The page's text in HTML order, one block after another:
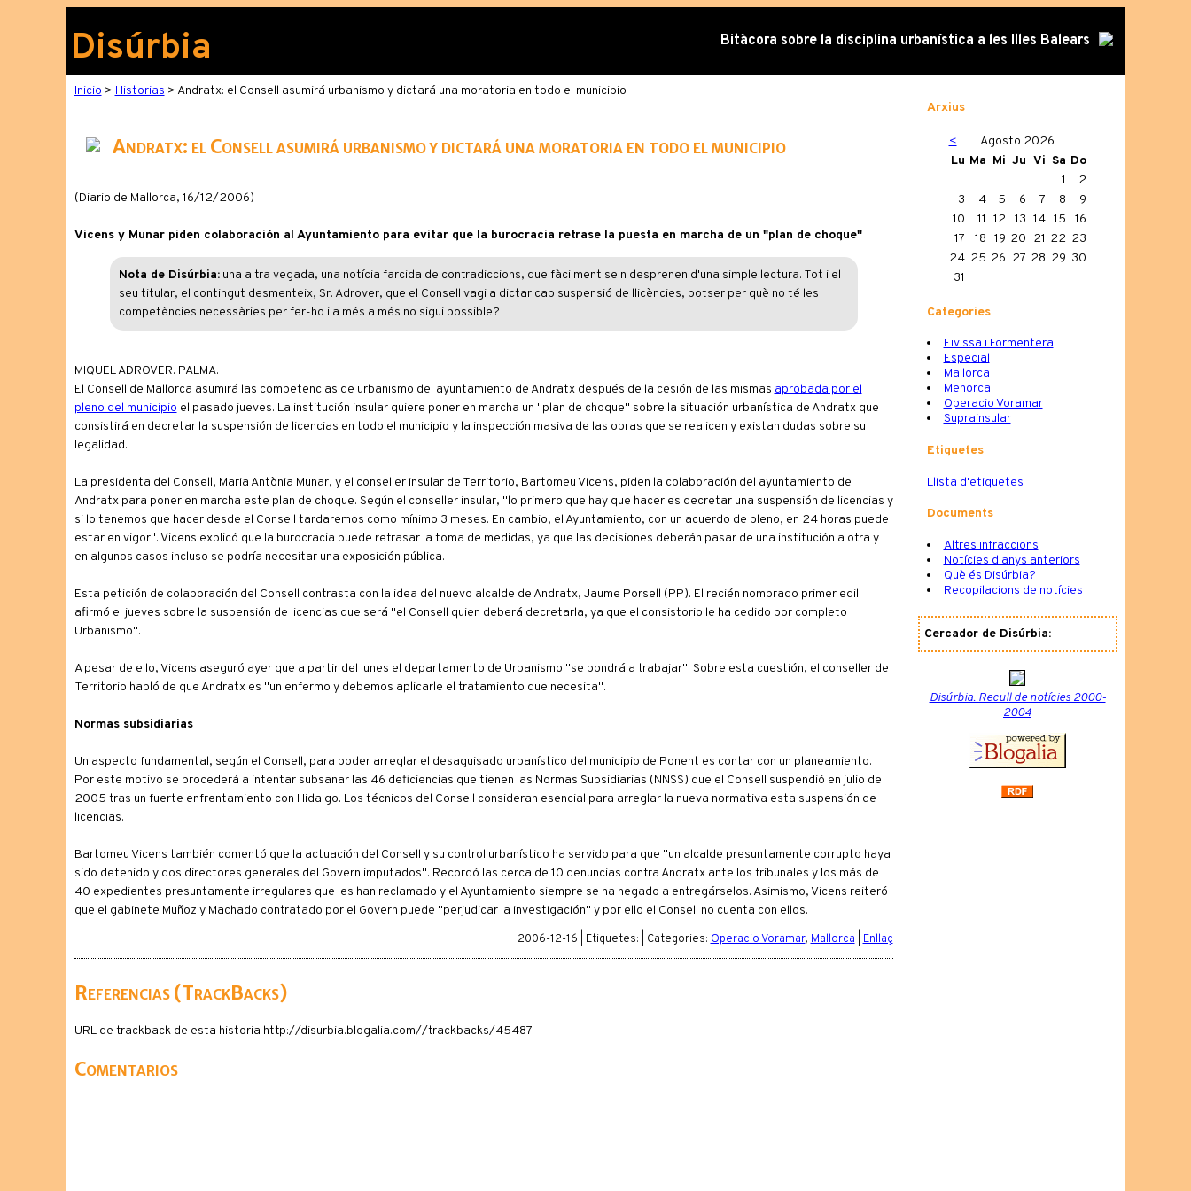
Disúrbia Bitàcora sobre la disciplina urbanística a les Illes Balears
Inicio > Historias > Andratx: el Consell asumirá urbanismo y dictará una moratoria en todo el municipio
Andratx: el Consell asumirá urbanismo y dictará una moratoria en todo el municipio
(Diario de Mallorca, 16/12/2006)
Vicens y Munar piden colaboración al Ayuntamiento para evitar que la burocracia retrase la puesta en marcha de un "plan de choque"
Nota de Disúrbia:una altra vegada, una notícia farcida de contradiccions, que fàcilment se'n desprenen d'una simple lectura. Tot i el
seu titular, el contingut desmenteix, Sr. Adrover, que el Consell vagi a dictar cap suspensió de llicències, potser per què no té les
competències necessàries per fer-ho i a més a més no sigui possible?
MIQUEL ADROVER. PALMA.
El Consell de Mallorca asumirá las competencias de urbanismo del ayuntamiento de Andratx después de la cesión de las mismas aprobada por el
pleno del municipio el pasado jueves. La institución insular quiere poner en marcha un "plan de choque" sobre la situación urbanística de Andratx que
consistirá en decretar la suspensión de licencias en todo el municipio y la inspección masiva de las obras que se realicen y existan dudas sobre su
legalidad.
La presidenta del Consell, Maria Antònia Munar, y el conseller insular de Territorio, Bartomeu Vicens, piden la colaboración del ayuntamiento de
Andratx para poner en marcha este plan de choque. Según el conseller insular, "lo primero que hay que hacer es decretar una suspensión de licencias y
si lo tenemos que hacer desde el Consell tardaremos como mínimo 3 meses. En cambio, el Ayuntamiento, con un acuerdo de pleno, en 24 horas puede
estar en vigor". Vicens explicó que la burocracia puede retrasar la toma de medidas, ya que las decisiones deberán pasar de una institución a otra y
en algunos casos incluso se podría necesitar una exposición pública.
Esta petición de colaboración del Consell contrasta con la idea del nuevo alcalde de Andratx, Jaume Porsell (PP). El recién nombrado primer edil
afirmó el jueves sobre la suspensión de licencias que será "el Consell quien deberá decretarla, ya que el consistorio le ha cedido por completo
Urbanismo".
A pesar de ello, Vicens aseguró ayer que a partir del lunes el departamento de Urbanismo "se pondrá a trabajar". Sobre esta cuestión, el conseller de
Territorio habló de que Andratx es "un enfermo y debemos aplicarle el tratamiento que necesita".
Normas subsidiarias
Un aspecto fundamental, según el Consell, para poder arreglar el desaguisado urbanístico del municipio de Ponent es contar con un planeamiento.
Por este motivo se procederá a intentar subsanar las 46 deficiencias que tienen las Normas Subsidiarias (NNSS) que el Consell suspendió en julio de
2005 tras un fuerte enfrentamiento con Hidalgo. Los técnicos del Consell consideran esencial para arreglar la nueva normativa esta suspensión de
licencias.
Bartomeu Vicens también comentó que la actuación del Consell y su control urbanístico ha servido para que "un alcalde presuntamente corrupto haya
sido detenido y dos directores generales del Govern imputados". Recordó las cerca de 10 denuncias contra Andratx ante los tribunales y los más de
40 expedientes presuntamente irregulares que les han reclamado y el Ayuntamiento siempre se ha negado a entregárselos. Asimismo, Vicens reiteró
que el gabinete Muñoz y Machado contratado por el Govern puede "perjudicar la investigación" y por ello el Consell no cuenta con ellos.
2006-12-16 | Etiquetes: | Categories: Operacio Voramar, Mallorca Enllaç
Referencias (TrackBacks)
URL de trackback de esta historia http://disurbia.blogalia.com//trackbacks/45487
Comentarios
Arxius
<
Agosto 2026
Lu Ma Mi Ju Vi Sa Do
1
2
3
4 5 6 7 8
9
10
11 12 13 14 15
16
17
18 19 20 21 22 23
24 25 26 27 28 29 30
31
Categories
Eivissa i Formentera
Especial
Mallorca
Menorca
Operacio Voramar
Suprainsular
Etiquetes
Llista d'etiquetes
Documents
Altres infraccions
Notícies d'anys anteriors
Què és Disúrbia?
Recopilacions de notícies
Cercador de Disúrbia:
Disúrbia. Recull de notícies 2000-
2004